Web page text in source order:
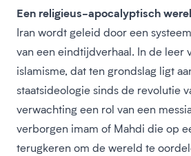
Een religieus-apocalyptisch
Iran wordt geleid door een
van een eindtijdverhaal. In de leer
islamisme, dat ten grondslag ligt
staatsideologie sinds de revolutie
verwachting een rol van een
verborgen imam of Mahdi die op
terugkeren om de wereld te